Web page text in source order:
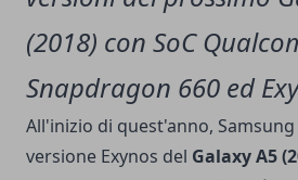
(2018) con SoC
Snapdragon 660 ed
All'inizio di quest'anno,
versione Exynos del Galaxy A5